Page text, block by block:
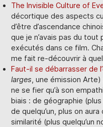
The Invisible Culture of
décortique des aspects
d’être d’ascendance
que je n’avais pas du
exécutés dans ce film.
me fait re-découvrir à
Faut-il se débarrasser de
larges , une émission
ne se fier qu’à son
biais : de géographie
de quelqu’un, plus on
similarité (plus quelqu’un